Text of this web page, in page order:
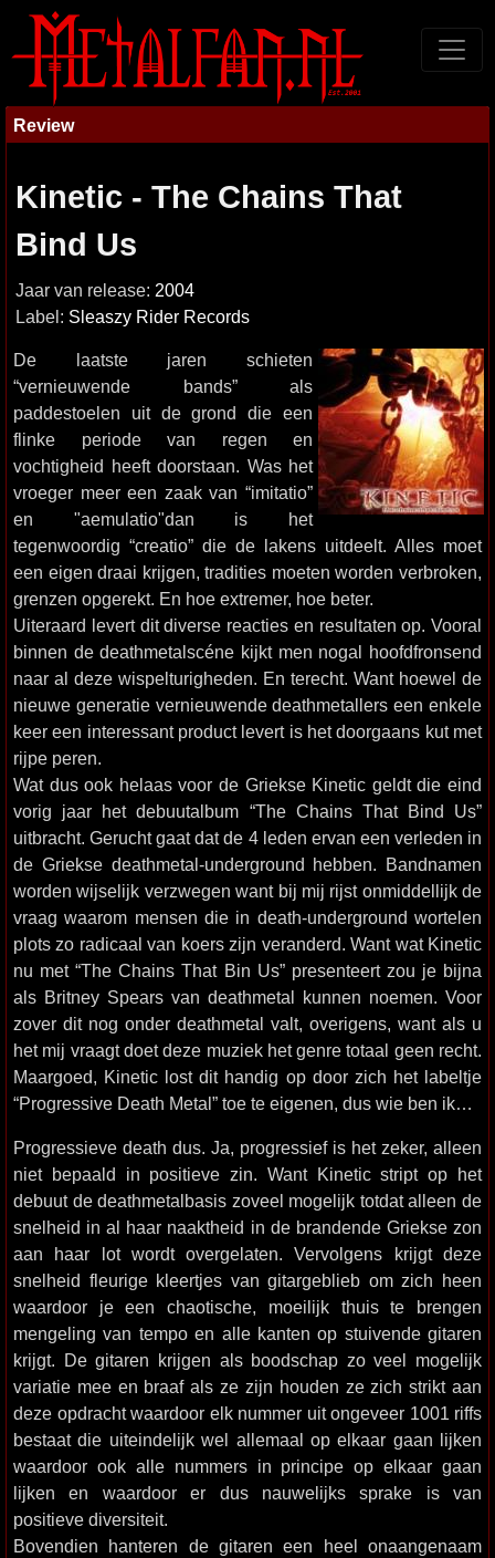
Review
Kinetic - The Chains That
Bind Us
Jaar van release: 2004
Label: Sleaszy Rider Records
De laatste jaren schieten
“vernieuwende bands” als
paddestoelen uit de grond die een
flinke periode van regen en
vochtigheid heeft doorstaan. Was het
vroeger meer een zaak van “imitatio”
en "aemulatio"dan is het
tegenwoordig “creatio” die de lakens uitdeelt. Alles moet
een eigen draai krijgen, tradities moeten worden verbroken,
grenzen opgerekt. En hoe extremer, hoe beter.
Uiteraard levert dit diverse reacties en resultaten op. Vooral
binnen de deathmetalscéne kijkt men nogal hoofdfronsend
naar al deze wispelturigheden. En terecht. Want hoewel de
nieuwe generatie vernieuwende deathmetallers een enkele
keer een interessant product levert is het doorgaans kut met
rijpe peren.
Wat dus ook helaas voor de Griekse Kinetic geldt die eind
vorig jaar het debuutalbum “The Chains That Bind Us”
uitbracht. Gerucht gaat dat de 4 leden ervan een verleden in
de Griekse deathmetal-underground hebben. Bandnamen
worden wijselijk verzwegen want bij mij rijst onmiddellijk de
vraag waarom mensen die in death-underground wortelen
plots zo radicaal van koers zijn veranderd. Want wat Kinetic
nu met “The Chains That Bin Us” presenteert zou je bijna
als Britney Spears van deathmetal kunnen noemen. Voor
zover dit nog onder deathmetal valt, overigens, want als u
het mij vraagt doet deze muziek het genre totaal geen recht.
Maargoed, Kinetic lost dit handig op door zich het labeltje
“Progressive Death Metal” toe te eigenen, dus wie ben ik…
Progressieve death dus. Ja, progressief is het zeker, alleen
niet bepaald in positieve zin. Want Kinetic stript op het
debuut de deathmetalbasis zoveel mogelijk totdat alleen de
snelheid in al haar naaktheid in de brandende Griekse zon
aan haar lot wordt overgelaten. Vervolgens krijgt deze
snelheid fleurige kleertjes van gitargeblieb om zich heen
waardoor je een chaotische, moeilijk thuis te brengen
mengeling van tempo en alle kanten op stuivende gitaren
krijgt. De gitaren krijgen als boodschap zo veel mogelijk
variatie mee en braaf als ze zijn houden ze zich strikt aan
deze opdracht waardoor elk nummer uit ongeveer 1001 riffs
bestaat die uiteindelijk wel allemaal op elkaar gaan lijken
waardoor ook alle nummers in principe op elkaar gaan
lijken en waardoor er dus nauwelijks sprake is van
positieve diversiteit.
Bovendien hanteren de gitaren een heel onaangenaam